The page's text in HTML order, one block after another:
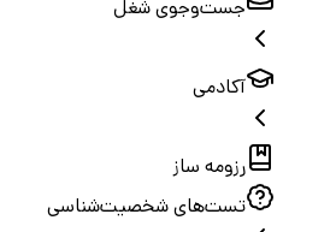
جست‌و‌جوی شغل
آکادمی
رزومه ساز
تست‌های شخصیت‌شناسی